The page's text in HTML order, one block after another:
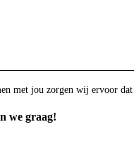
met jou zorgen wij ervoor
we graag!